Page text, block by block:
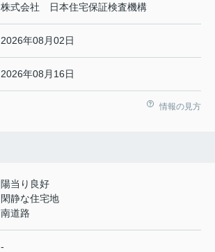
株式会社 日本住宅保証検査機構
2026年08月02日
2026年08月16日
情報の見方
陽当り良好
閑静な住宅地
南道路
-